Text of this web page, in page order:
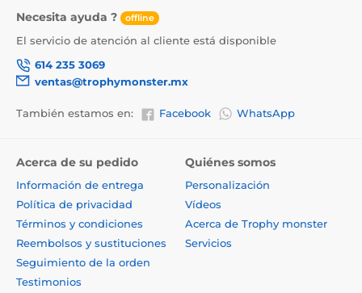
Necesita ayuda ? offline
El servicio de atención al cliente está disponible
614 235 3069
ventas@trophymonster.mx
También estamos en: Facebook WhatsApp
Acerca de su pedido
Información de entrega
Política de privacidad
Términos y condiciones
Reembolsos y sustituciones
Seguimiento de la orden
Testimonios
Quiénes somos
Personalización
Vídeos
Acerca de Trophy monster
Servicios